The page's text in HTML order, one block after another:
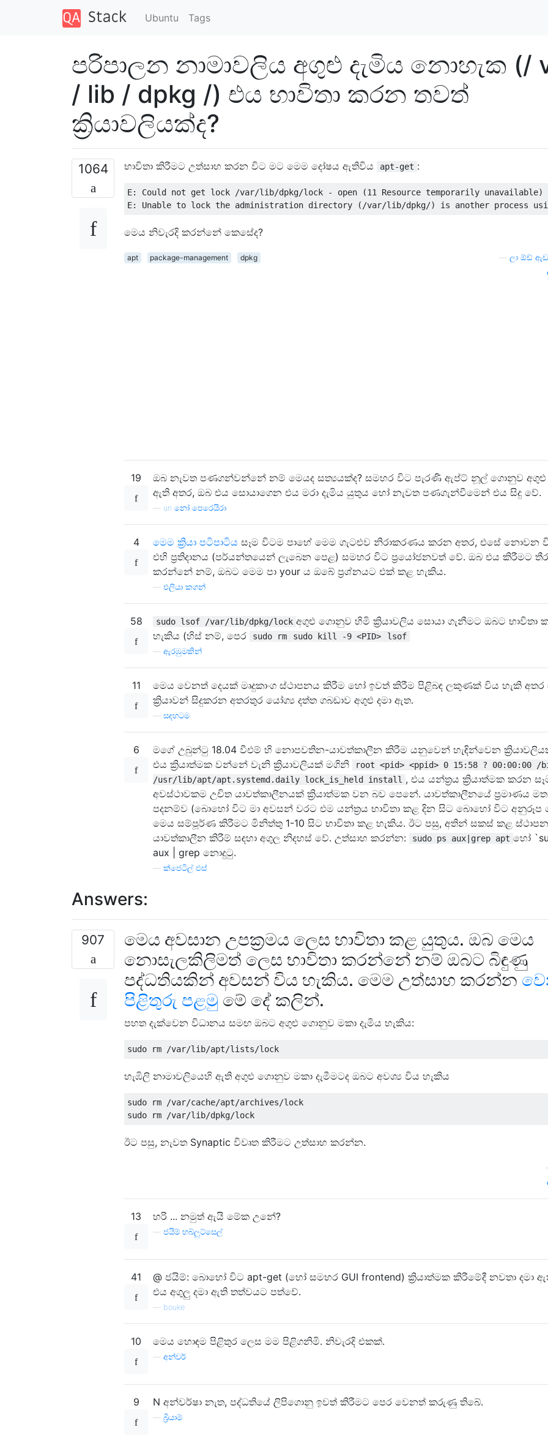
Ubuntu Tags
පරිපාලන නාමාවලිය අගුළු දැමිය නොහැක (/
/ lib / dpkg /) එය භාවිතා කරන තවත්
ක්‍රියාවලියක්ද?
1064 භාවිතා කිරීමට උත්සාහ කරන විට මට මෙම දෝෂය ඇතිවිය apt-get :
E: Could not get lock /var/lib/dpkg/lock - open (11 Resource temporarily unavailable)
මෙය නිවැරදි කරන්නේ කෙසේද?
apt package-management dpkg
ලා ඕඩ්
19
ඔබ නැවත පණගන්වන්නේ නම් මෙයද සත්‍යයක්ද? සමහර විට පැරණි ඇප්ට් නූල් ගොනුව අගුළු
ඇති අතර, ඔබ එය සොයාගෙන එය මරා දැමිය යුතුය හෝ නැවත පණගැන්වීමෙන් එය සිදු වේ.
un නෝ පෙරෙයිරා
4 මෙම ක්‍රියා පටිපාටිය සෑම විටම පාහේ මෙම ගැටළුව නිරාකරණය කරන අතර, එසේ නොවන
එහි ප්‍රතිදානය (පර්යන්තයෙන් ලැබෙන පෙළ) සමහර විට ප්‍රයෝජනවත් වේ. ඔබ එය කිරීමට
කරන්නේ නම්, ඔබට මෙම පා your ය ඔබේ ප්‍රශ්නයට එක් කළ හැකිය.
එලියා කගන්
58 sudo lsof /var/lib/dpkg/lock අගුළු ගොනුව හිමි ක්‍රියාවලිය සොයා ගැනීමට ඔබට භාවිතා
හැකිය (හිස් නම්, පෙර
sudo rm sudo kill -9 <PID> lsof
ඇරඹුමකින්
11
මෙය වෙනත් දෙයක් මෘදුකාංග ස්ථාපනය කිරීම හෝ ඉවත් කිරීම පිළිබඳ ලකුණක් විය හැකි අතර
ක්‍රියාවන් සිදුකරන අතරතුර යෝග්‍ය දත්ත ගබඩාව අගුළු දමා ඇත.
සදහටම
6
මගේ උබුන්ටු 18.04 වීඑම් හි නොපවතින-යාවත්කාලීන කිරීම යනුවෙන් හැඳින්වෙන
එය ක්‍රියාත්මක වන්නේ වැනි ක්‍රියාවලියක් මගිනි
root <pid> <ppid> 0 15:58 ? 00:00:00 /
/usr/lib/apt/apt.systemd.daily lock_is_held install , එය යන්ත්‍රය ක්‍රියාත්මක කරන
අවස්ථාවකම උචිත යාවත්කාලීනයක් ක්‍රියාත්මක වන බව පෙනේ. යාවත්කාලීනයේ ප්‍රමාණය මත
පදනම්ව (බොහෝ විට මා අවසන් වරට එම යන්ත්‍රය භාවිතා කළ දින සිට බොහෝ විට අනුරූප
මෙය සම්පූර්ණ කිරීමට මිනිත්තු 1-10 සිට භාවිතා කළ හැකිය. ඊට පසු, අතින් සකස් කළ
යාවත්කාලීන කිරීම් සඳහා අගුල නිදහස් වේ. උත්සාහ කරන්න:
sudo ps aux|grep apt හෝ
aux | grep නොදුටු.
ක්ජෙටිල් එස්.
Answers:
907
මෙය අවසාන උපක්‍රමය ලෙස භාවිතා කළ යුතුය. ඔබ මෙය
නොසැලකිලිමත් ලෙස භාවිතා කරන්නේ නම් ඔබට බිඳුණු
පද්ධතියකින් අවසන් විය හැකිය. මෙම උත්සාහ කරන්න
පිළිතුරු පළමු මේ දේ කලින්.
පහත දැක්වෙන විධානය සමඟ ඔබට අගුළු ගොනුව මකා දැමිය හැකිය:
හැඹිලි නාමාවලියෙහි ඇති අගුළු ගොනුව මකා දැමීමටද ඔබට අවශ්‍ය විය හැකිය
sudo rm /var/cache/apt/archives/lock
ඊට පසු, නැවත Synaptic විවෘත කිරීමට උත්සාහ කරන්න.
13 හරි ... නමුත් ඇයි මේක උනේ?
ජයිම් හබ්ලුට්සෙල්
41
@ ජයිම්: බොහෝ විට apt-get (හෝ සමහර GUI frontend) ක්‍රියාත්මක කිරීමේදී නවතා දමා
එය අගුලු දමා ඇති තත්වයට පත්වේ.
bouke
10 මෙය හොඳම පිළිතුර ලෙස මම පිළිගනිමි. නිවැරදි එකක්.
අන්වර්
9 N අන්වර්ෂා නැත, පද්ධතියේ ලිපිගොනු ඉවත් කිරීමට පෙර වෙනත් කරුණු තිබේ.
බ්‍රියාම්